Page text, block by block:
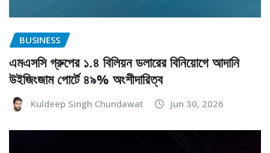
BUSINESS
এমএসসি গ্রুপের ১.৪ বিলিয়ন ডলারের বিনিয়োগে আদানি
উইজিংজাম পোর্টে ৪৯% অংশীদারিত্ব
Kuldeep Singh Chundawat Jun 30, 2026